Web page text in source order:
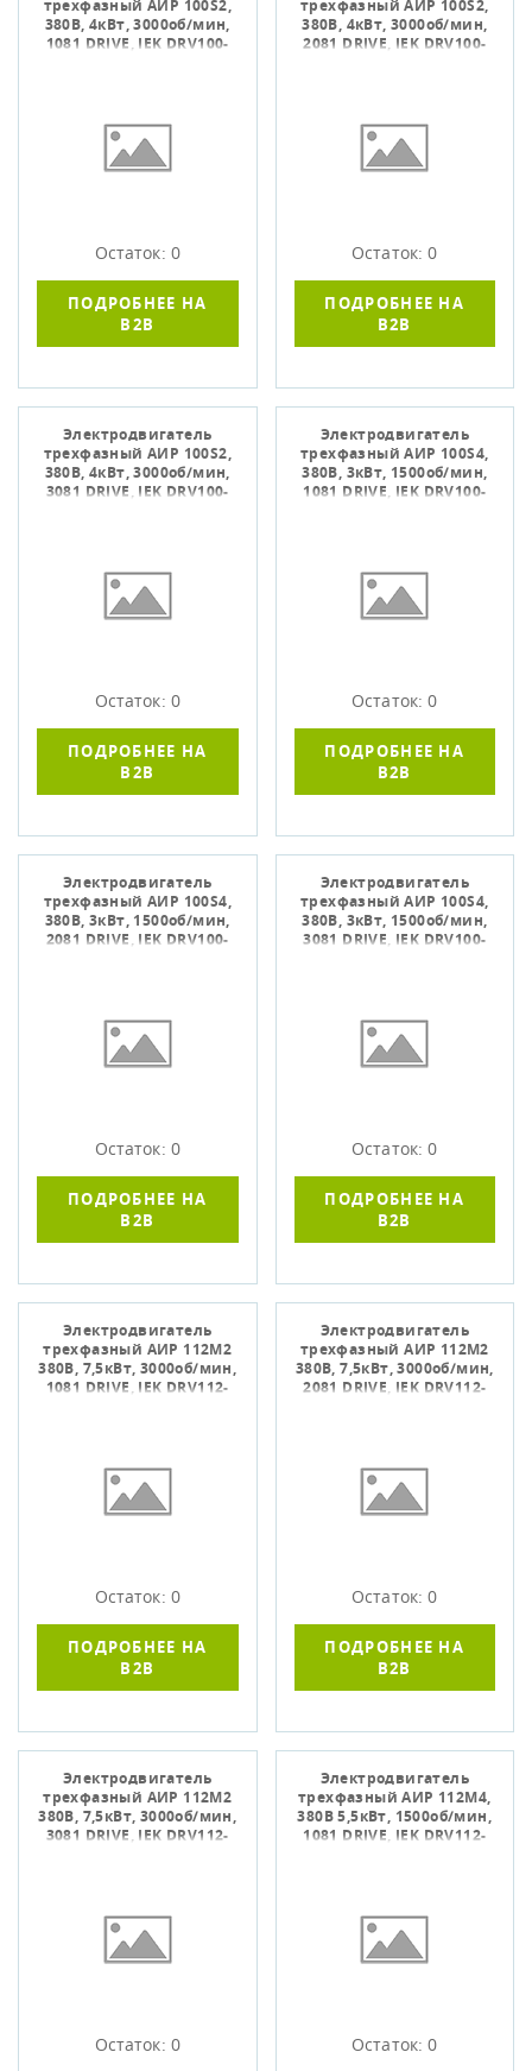
трехфазный АИР 100S2,
380В, 4кВт, 3000об/мин,
1081 DRIVE, IEK DRV100-
Остаток: 0
ПОДРОБНЕЕ НА
B2B
трехфазный АИР 100S2,
380В, 4кВт, 3000об/мин,
2081 DRIVE, IEK DRV100-
Остаток: 0
ПОДРОБНЕЕ НА
B2B
Электродвигатель
трехфазный АИР 100S2,
380В, 4кВт, 3000об/мин,
3081 DRIVE, IEK DRV100-
Остаток: 0
ПОДРОБНЕЕ НА
B2B
Электродвигатель
трехфазный АИР 100S4,
380В, 3кВт, 1500об/мин,
1081 DRIVE, IEK DRV100-
Остаток: 0
ПОДРОБНЕЕ НА
B2B
Электродвигатель
трехфазный АИР 100S4,
380В, 3кВт, 1500об/мин,
2081 DRIVE, IEK DRV100-
Остаток: 0
ПОДРОБНЕЕ НА
B2B
Электродвигатель
трехфазный АИР 100S4,
380В, 3кВт, 1500об/мин,
3081 DRIVE, IEK DRV100-
Остаток: 0
ПОДРОБНЕЕ НА
B2B
Электродвигатель
трехфазный АИР 112M2
380В, 7,5кВт, 3000об/мин,
1081 DRIVE, IEK DRV112-
Остаток: 0
ПОДРОБНЕЕ НА
B2B
Электродвигатель
трехфазный АИР 112M2
380В, 7,5кВт, 3000об/мин,
2081 DRIVE, IEK DRV112-
Остаток: 0
ПОДРОБНЕЕ НА
B2B
Электродвигатель
трехфазный АИР 112M2
380В, 7,5кВт, 3000об/мин,
3081 DRIVE, IEK DRV112-
Остаток: 0
Электродвигатель
трехфазный АИР 112M4,
380В 5,5кВт, 1500об/мин,
1081 DRIVE, IEK DRV112-
Остаток: 0